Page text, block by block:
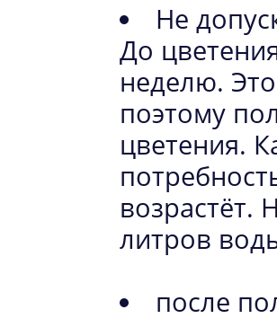
Не
До
неделю.
поэтому
цветения.
возрастёт.
литров
после